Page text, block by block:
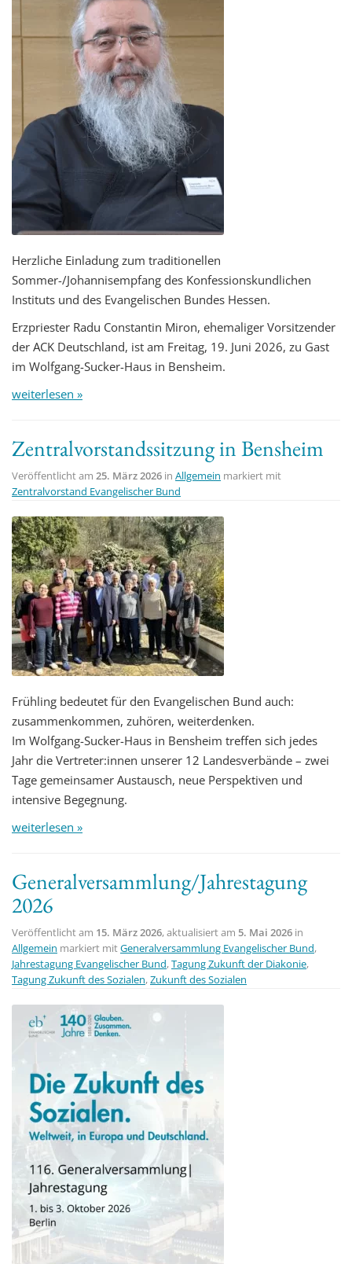
Herzliche Einladung zum traditionellen
Sommer-/Johannisempfang des Konfessionskundlichen
Instituts und des Evangelischen Bundes Hessen.
Erzpriester Radu Constantin Miron, ehemaliger Vorsitzender
der ACK Deutschland, ist am Freitag, 19. Juni 2026, zu Gast
im Wolfgang-Sucker-Haus in Bensheim.
weiterlesen »
Zentralvorstandssitzung in Bensheim
Veröffentlicht am 25. März 2026 in Allgemein markiert mit
Zentralvorstand Evangelischer Bund
Frühling bedeutet für den Evangelischen Bund auch:
zusammenkommen, zuhören, weiterdenken.
Im Wolfgang-Sucker-Haus in Bensheim treffen sich jedes
Jahr die Vertreter:innen unserer 12 Landesverbände – zwei
Tage gemeinsamer Austausch, neue Perspektiven und
intensive Begegnung.
weiterlesen »
Generalversammlung/Jahrestagung
2026
Veröffentlicht am 15. März 2026, aktualisiert am 5. Mai 2026 in
Allgemein markiert mitGeneralversammlung Evangelischer Bund,
Jahrestagung Evangelischer Bund,Tagung Zukunft der Diakonie,
Tagung Zukunft des Sozialen,Zukunft des Sozialen